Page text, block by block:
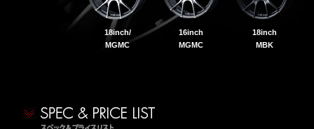
18inch/
MGMC
16inch
MGMC
18inch
MBK